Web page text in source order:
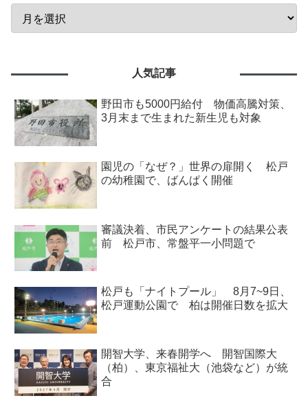
人気記事
野田市も5000円給付 物価高騰対策、
3月末まで生まれた新生児も対象
園児の「なぜ？」世界の扉開く 松戸
の幼稚園で、ばんぱく開催
審議決着、市民アンケートの結果公表
前 松戸市、常盤平一小問題で
松戸も「ナイトプール」 8月7~9日、
松戸運動公園で 柏は開催日数を拡大
開智大学、来春開学へ 開智国際大
（柏）、東京福祉大（池袋など）が統
合